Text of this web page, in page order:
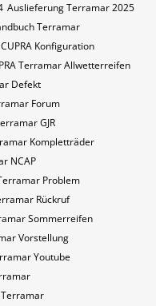
Auslieferung Terramar 2025
Terramar
CUPRA Konfiguration
Terramar Allwetterreifen
Defekt
Forum
GJR
Kompletträder
NCAP
Problem
Rückruf
Sommerreifen
Vorstellung
Youtube